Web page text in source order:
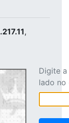
,
Digite
lado no